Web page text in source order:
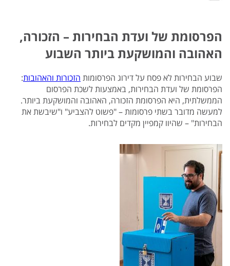
הפרסומת של ועדת הבחירות – הזכורה,
האהובה והמושקעת ביותר השבוע
שבוע הבחירות לא פסח על דירוג הפרסומות הזכורות והאהובות:
הפרסומת של ועדת הבחירות, באמצעות לשכת הפרסום
הממשלתית, היא הפרסומת הזכורה, האהובה והמושקעת ביותר.
למעשה מדובר בשתי פרסומות – "פשוט להצביע" ו"שיבשת את
הבחירות" – שהיוו קמפיין מקדים לבחירות.